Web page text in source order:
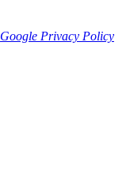
Google Privacy Policy